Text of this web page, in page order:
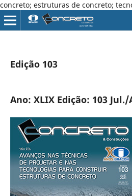
concreto; estruturas de concreto;
Edição 103
Ano: XLIX Edição: 103 Jul./